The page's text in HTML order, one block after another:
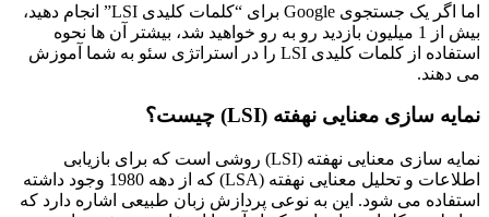
اما اگر یک جستجوی Google برای “کلمات کلیدی LSI” انجام دهید،
بیش از 1 میلیون بازدید رو به رو خواهید شد، بیشتر آن ها نحوه
استفاده از کلمات کلیدی LSI را در استراتژی سئو به شما آموزش
می دهند.
نمایه سازی معنایی نهفته (LSI) چیست؟
نمایه سازی معنایی نهفته (LSI) روشی است که برای بازیابی
اطلاعات و تحلیل معنایی نهفته (LSA) که از دهه 1980 وجود داشته
استفاده می شود. این به نوعی پردازش زبان طبیعی اشاره دارد که